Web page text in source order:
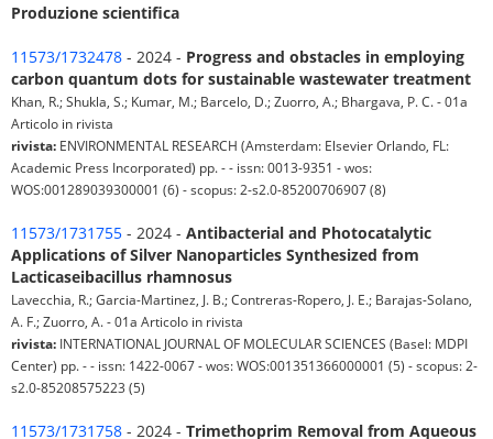
Produzione scientifica
11573/1732478 - 2024 - Progress and obstacles in employing
carbon quantum dots for sustainable wastewater treatment
Khan, R.; Shukla, S.; Kumar, M.; Barcelo, D.; Zuorro, A.; Bhargava, P. C. - 01a
Articolo in rivista
rivista: ENVIRONMENTAL RESEARCH (Amsterdam: Elsevier Orlando, FL:
Academic Press Incorporated) pp. - - issn: 0013-9351 - wos:
WOS:001289039300001 (6) - scopus: 2-s2.0-85200706907 (8)
11573/1731755 - 2024 - Antibacterial and Photocatalytic
Applications of Silver Nanoparticles Synthesized from
Lacticaseibacillus rhamnosus
Lavecchia, R.; Garcia-Martinez, J. B.; Contreras-Ropero, J. E.; Barajas-Solano,
A. F.; Zuorro, A. - 01a Articolo in rivista
rivista: INTERNATIONAL JOURNAL OF MOLECULAR SCIENCES (Basel: MDPI
Center) pp. - - issn: 1422-0067 - wos: WOS:001351366000001 (5) - scopus: 2-
s2.0-85208575223 (5)
11573/1731758 - 2024 - Trimethoprim Removal from Aqueous